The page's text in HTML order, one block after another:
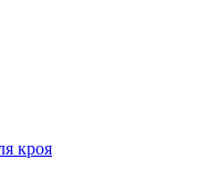
кроя